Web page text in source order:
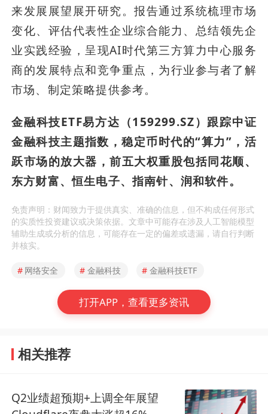
来发展展望展开研究。报告通过系统梳理市场
变化、评估代表性企业综合能力、总结领先企
业实践经验，呈现AI时代第三方算力中心服务
商的发展特点和竞争重点，为行业参与者了解
市场、制定策略提供参考。
金融科技ETF易方达（159299.SZ）跟踪中证
金融科技主题指数，稳定币时代的“算力”，活
跃市场的放大器，前五大权重股包括同花顺、
东方财富、恒生电子、指南针、润和软件。
免责声明：财闻致力于提供真实、准确的信息，但不构成任何形式
的实质性投资建议或决策依据。文章中可能存在涉及人工智能模型
辅助生成或分析的信息，可能存在一定的偏差或遗漏，请自行判断
并核实。
# 网络安全 # 金融科技 # 金融科技ETF
打开APP，查看更多资讯
相关推荐
Q2业绩超预期+上调全年展望